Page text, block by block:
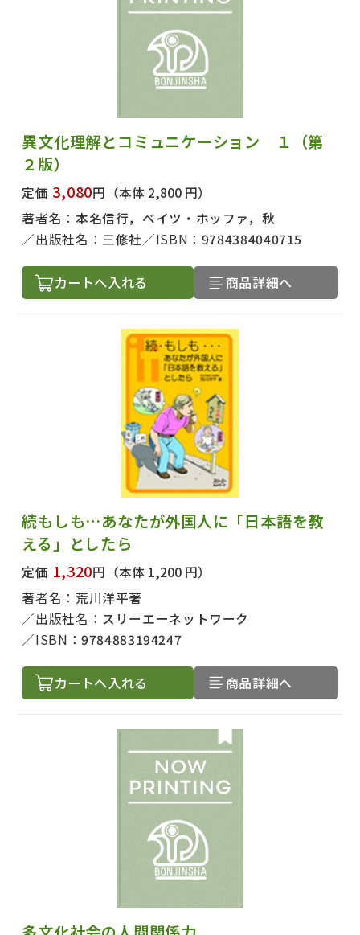
異文化理解とコミュニケーション １（第
２版）
定価 3,080円 （本体 2,800 円）
著者名： 本名信行，ベイツ・ホッファ，秋
出版社名： 三修社 ISBN： 9784384040715
カートへ入れる 商品詳細へ
続もしも…あなたが外国人に「日本語を教
える」としたら
定価 1,320円 （本体 1,200 円）
著者名： 荒川洋平著
出版社名： スリーエーネットワーク
ISBN：9784883194247
カートへ入れる 商品詳細へ